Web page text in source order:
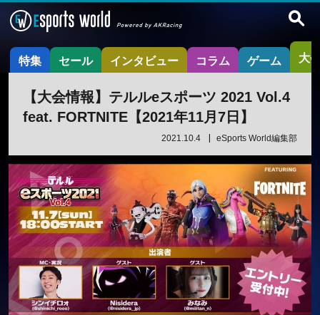
特集 セール インタビュー コラム ゲーム 大
【大会情報】テルルeスポーツ 2021 Vol.4
feat. FORTNITE【2021年11月7日】
2021.10.4 eSports World編集部